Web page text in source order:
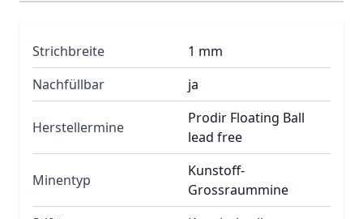
Strichbreite
1 mm
Nachfüllbar
ja
Herstellermine
Prodir Floating Ball
lead free
Minentyp
Kunstoff-
Grossraummine